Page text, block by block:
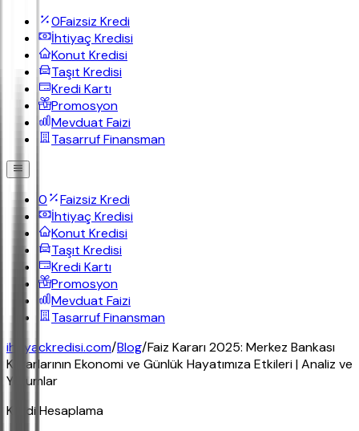
0Faizsiz Kredi
İhtiyaç Kredisi
Konut Kredisi
Taşıt Kredisi
Kredi Kartı
Promosyon
Mevduat Faizi
Tasarruf Finansman
0
Faizsiz Kredi
İhtiyaç Kredisi
Konut Kredisi
Taşıt Kredisi
Kredi Kartı
Promosyon
Mevduat Faizi
Tasarruf Finansman
ihtiyackredisi.com/Blog/Faiz Kararı 2025: Merkez Bankası
Kararlarının Ekonomi ve Günlük Hayatımıza Etkileri | Analiz ve
Yorumlar
Kredi Hesaplama